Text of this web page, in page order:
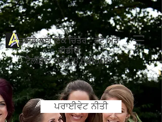
ਤੁਹਾਡੇ ਲਈ ਇੱਕ ਚਿੱਤਰ - ਫੋਟੋ ਅਤੇ
ਵੀਡੀਓ
ਟੈਲੀਫ਼ੋਨ: 07973 621506
ਪਰਾਈਵੇਟ ਨੀਤੀ